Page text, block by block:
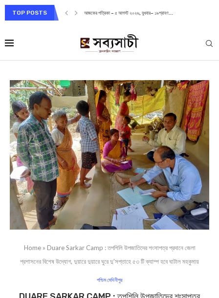
TOP POSTS আজকের পত্রিকা – ৫ আগস্ট ২০২৬, বুধবার– ১৯শ্রাবণ...
Home» Duare Sarkar Camp : তপশিলি উপজাতিদের শংসাপত্র প্রদানে জেলা
প্রশাসনের বিশেষ উদ্যোগ, দুয়ারে দুয়ারে ঘুরে দু’সপ্তাহে ৫৩ টি ক্যাম্প হবে ঘাটাল মহকুমায়
পশ্চিম মেদিনীপুর